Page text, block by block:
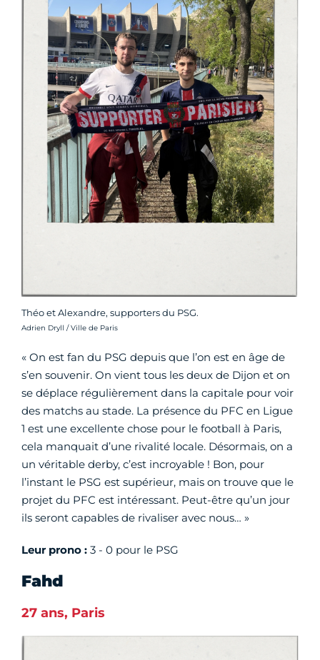
Théo et Alexandre, supporters du PSG.
Crédit photo :
Adrien Dryll / Ville de Paris
« On est fan du PSG depuis que l’on est en âge de
s’en souvenir. On vient tous les deux de Dijon et on
se déplace régulièrement dans la capitale pour voir
des matchs au stade. La présence du PFC en Ligue
1 est une excellente chose pour le football à Paris,
cela manquait d’une rivalité locale. Désormais, on a
un véritable derby, c’est incroyable ! Bon, pour
l’instant le PSG est supérieur, mais on trouve que le
projet du PFC est intéressant. Peut-être qu’un jour
ils seront capables de rivaliser avec nous… »
Leur prono : 3 - 0 pour le PSG
Fahd
27 ans, Paris